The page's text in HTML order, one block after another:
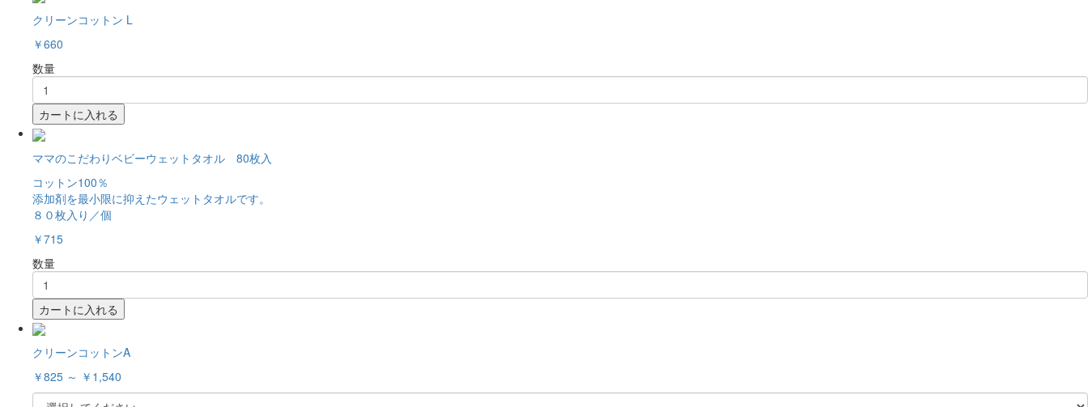
クリーンコットン L
￥660
数量
カートに入れる
ママのこだわりベビーウェットタオル 80枚入
コットン100％
添加剤を最小限に抑えたウェットタオルです。
８０枚入り／個
￥715
数量
カートに入れる
クリーンコットンA
￥825 ～ ￥1,540